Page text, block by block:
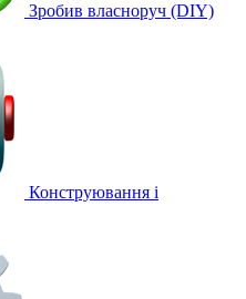
Зробив власноруч (DIY)
Конструювання і